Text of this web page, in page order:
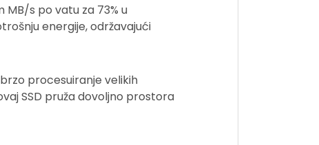
MB/s po vatu za 73% u
energije, održavajući
procesuiranje velikih
SSD pruža dovoljno prostora